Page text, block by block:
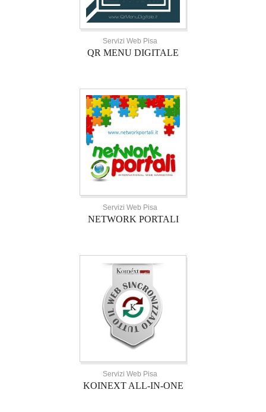
Servizi Web Pisa
QR MENU DIGITALE
Servizi Web Pisa
NETWORK PORTALI
Servizi Web Pisa
KOINEXT ALL-IN-ONE